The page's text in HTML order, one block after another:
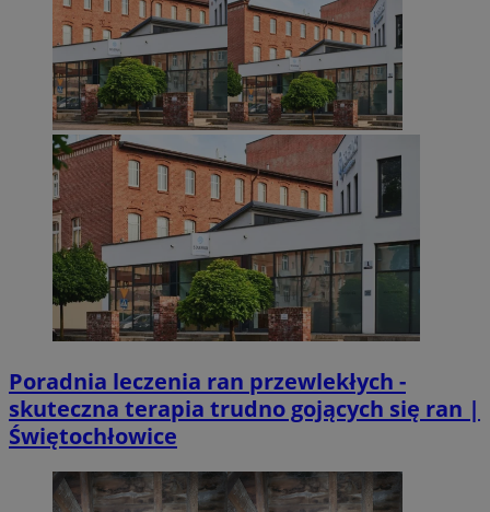
Poradnia leczenia ran przewlekłych -
skuteczna terapia trudno gojących się ran |
Świętochłowice